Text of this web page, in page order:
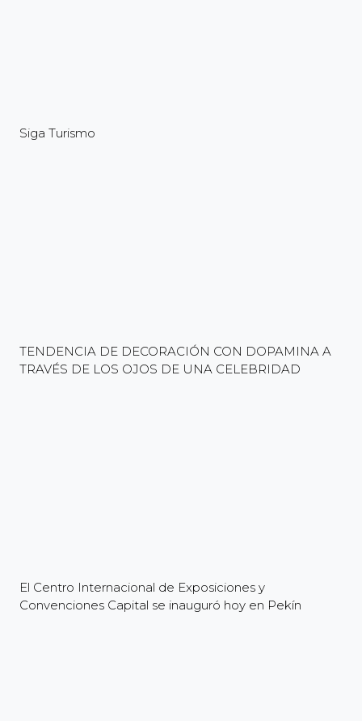
Siga Turismo
TENDENCIA DE DECORACIÓN CON DOPAMINA A
TRAVÉS DE LOS OJOS DE UNA CELEBRIDAD
El Centro Internacional de Exposiciones y
Convenciones Capital se inauguró hoy en Pekín